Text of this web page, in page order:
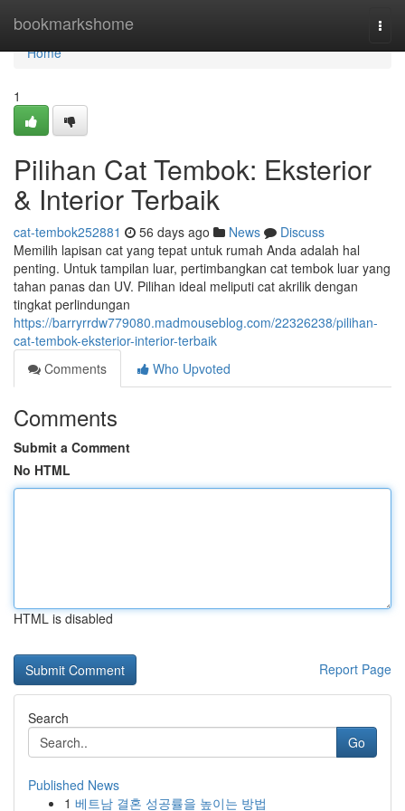
bookmarkshome
Home
Home
1
Pilihan Cat Tembok: Eksterior
& Interior Terbaik
cat-tembok252881 56 days ago News
Discuss
Memilih lapisan cat yang tepat untuk rumah Anda adalah hal
penting. Untuk tampilan luar, pertimbangkan cat tembok luar yang
tahan panas dan UV. Pilihan ideal meliputi cat akrilik dengan
tingkat perlindungan
https://barryrrdw779080.madmouseblog.com/22326238/pilihan-
cat-tembok-eksterior-interior-terbaik
Comments
Who Upvoted
Comments
Submit a Comment
No HTML
HTML is disabled
Report Page
Search
Go
Published News
1 베트남 결혼 성공률을 높이는 방법